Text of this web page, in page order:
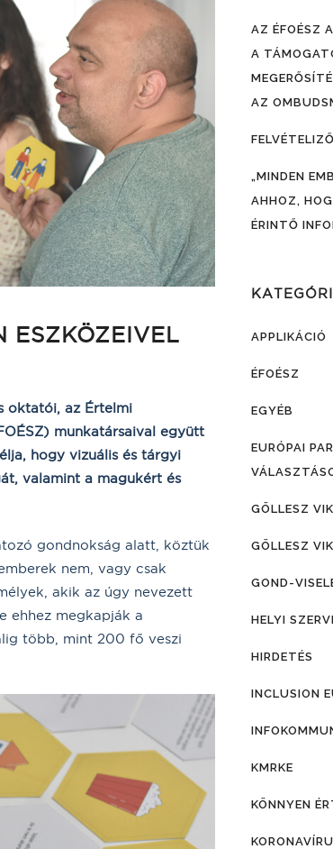
ESZKÖZEIVEL
oktatói, az Értelmi
munkatársaival együtt
hogy vizuális és tárgyi
valamint a magukért és
gondnokság alatt, köztük
nem, vagy csak
akik az úgy nevezett
ehhez megkapják a
több, mint 200 fő veszi
AZ ÉFOÉSZ
A
AZ
„MINDEN
AHHOZ,
ÉRINTŐ
APPLIKÁCIÓ
ÉFOÉSZ
EGYÉB
EURÓPAI
GÖLLESZ
GÖLLESZ
GOND-
HELYI
HIRDETÉS
INCLUSION
KMRKE
KÖNNYEN